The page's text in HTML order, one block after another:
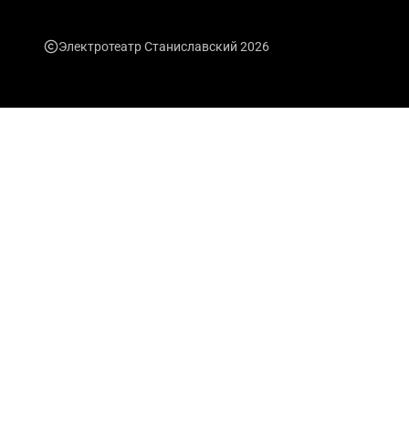
Электротеатр Станиславский 2026